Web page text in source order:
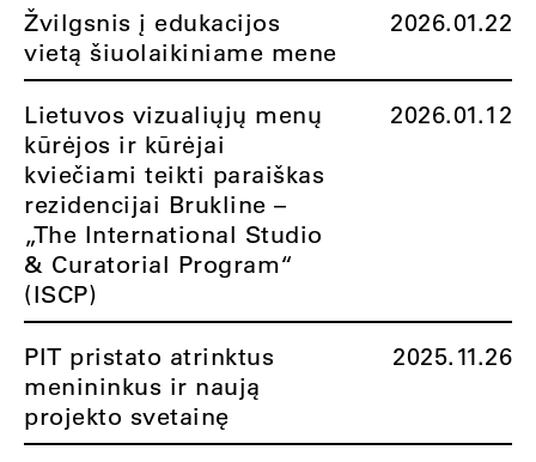
Žvilgsnis į edukacijos
vietą šiuolaikiniame mene
2026.01.22
Lietuvos vizualiųjų menų
kūrėjos ir kūrėjai
kviečiami teikti paraiškas
rezidencijai Brukline –
„The International Studio
& Curatorial Program“
(ISCP)
2026.01.12
PIT pristato atrinktus
menininkus ir naują
projekto svetainę
2025.11.26